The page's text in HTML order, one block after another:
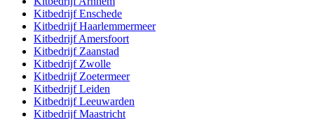
KitbedrijfEnschede
KitbedrijfHaarlemmermeer
KitbedrijfAmersfoort
Kitbedrijf Zaanstad
Kitbedrijf Zwolle
Kitbedrijf Zoetermeer
KitbedrijfLeiden
KitbedrijfLeeuwarden
KitbedrijfMaastricht